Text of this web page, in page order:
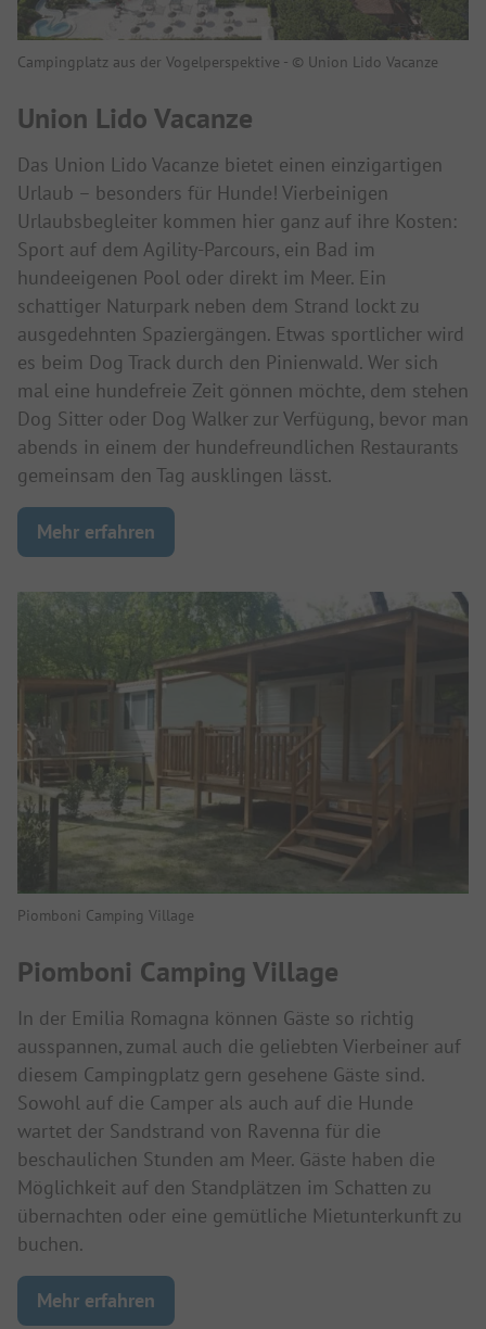
Campingplatz aus der Vogelperspektive - © Union Lido Vacanze
Union Lido Vacanze
Das Union Lido Vacanze bietet einen einzigartigen
Urlaub – besonders für Hunde! Vierbeinigen
Urlaubsbegleiter kommen hier ganz auf ihre Kosten:
Sport auf dem Agility-Parcours, ein Bad im
hundeeigenen Pool oder direkt im Meer. Ein
schattiger Naturpark neben dem Strand lockt zu
ausgedehnten Spaziergängen. Etwas sportlicher wird
es beim Dog Track durch den Pinienwald. Wer sich
mal eine hundefreie Zeit gönnen möchte, dem stehen
Dog Sitter oder Dog Walker zur Verfügung, bevor man
abends in einem der hundefreundlichen Restaurants
gemeinsam den Tag ausklingen lässt.
Mehr erfahren
Piomboni Camping Village
Piomboni Camping Village
In der Emilia Romagna können Gäste so richtig
ausspannen, zumal auch die geliebten Vierbeiner auf
diesem Campingplatz gern gesehene Gäste sind.
Sowohl auf die Camper als auch auf die Hunde
wartet der Sandstrand von Ravenna für die
beschaulichen Stunden am Meer. Gäste haben die
Möglichkeit auf den Standplätzen im Schatten zu
übernachten oder eine gemütliche Mietunterkunft zu
buchen.
Mehr erfahren